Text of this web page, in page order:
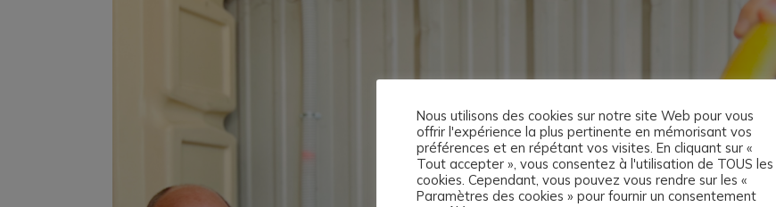
Nous utilisons des cookies sur notre site Web pour vous
offrir l'expérience la plus pertinente en mémorisant vos
préférences et en répétant vos visites. En cliquant sur «
Tout accepter », vous consentez à l'utilisation de TOUS les
cookies. Cependant, vous pouvez vous rendre sur les «
Paramètres des cookies » pour fournir un consentement